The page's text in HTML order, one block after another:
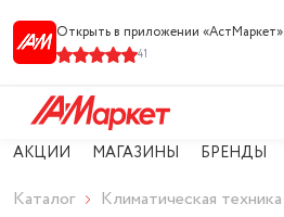
Открыть в приложении «АстМарке‪т‬»
41
АКЦИИ МАГАЗИНЫ БРЕНДЫ
Каталог Климатическая техника